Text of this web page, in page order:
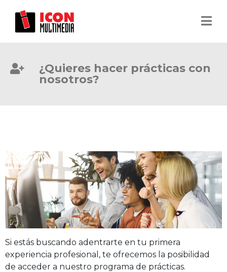
¿Quieres hacer prácticas con
nosotros?
Si estás buscando adentrarte en tu primera
experiencia profesional, te ofrecemos la posibilidad
de acceder a nuestro programa de prácticas.